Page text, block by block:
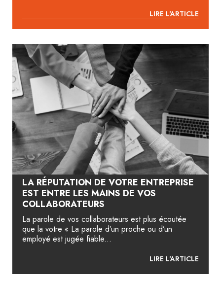
LIRE L'ARTICLE
LA RÉPUTATION DE VOTRE ENTREPRISE
EST ENTRE LES MAINS DE VOS
COLLABORATEURS
La parole de vos collaborateurs est plus écoutée
que la votre « La parole d’un proche ou d’un
employé est jugée fiable...
LIRE L'ARTICLE